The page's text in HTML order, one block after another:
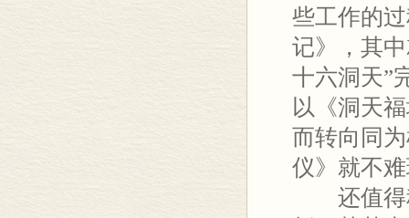
些工作的
记》，其
十六洞天”
以《洞天
而转向同
仪》就不
还值得稍